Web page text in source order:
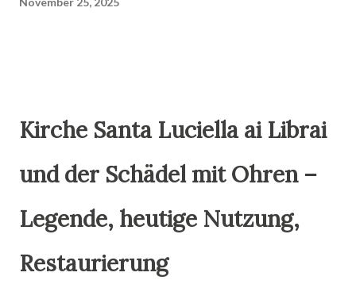
Kirche Santa Luciella ai Librai
und der Schädel mit Ohren –
Legende, heutige Nutzung,
Restaurierung